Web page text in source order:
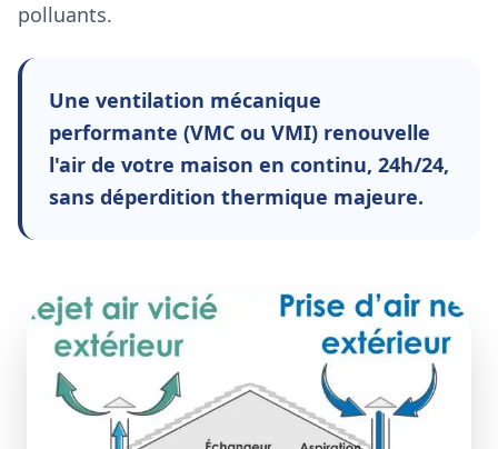
polluants.
Une ventilation mécanique
performante (VMC ou VMI) renouvelle
l'air de votre maison en continu, 24h/24,
sans déperdition thermique majeure.